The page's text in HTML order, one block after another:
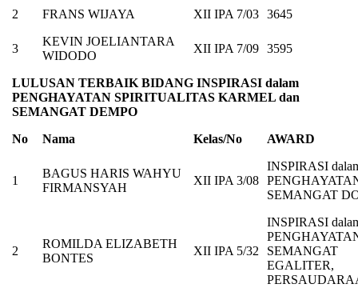
2 FRANS WIJAYA XII IPA 7/03 3645
3
KEVIN JOELIANTARA
WIDODO
XII IPA 7/09 3595
LULUSAN TERBAIK BIDANG INSPIRASI dalam
PENGHAYATAN SPIRITUALITAS KARMEL dan
SEMANGAT DEMPO
No
Nama Kelas/No AWARD
1
BAGUS HARIS WAHYU
FIRMANSYAH
XII IPA 3/08
INSPIRASI
SEMANGAT
2
ROMILDA ELIZABETH
BONTES
XII IPA 5/32
INSPIRASI
SEMANGAT
EGALITER,